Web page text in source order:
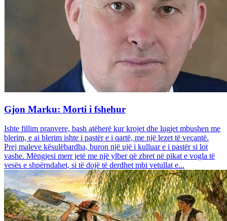
Gjon Marku: Morti i fshehur
Ishte fillim pranvere, bash atëherë kur krojet dhe lugjet mbushen me
blerim, e ai blerim ishte i pastër e i qartë, me një lezet të veçantë.
Prej maleve kësulëbardha, buron një ujë i kulluar e i pastër si lot
vashe. Mëngjesi merr jetë me një ylber që zbret në pikat e vogla të
vesës e shpërndahet, si të dojë të derdhet mbi vetullat e...